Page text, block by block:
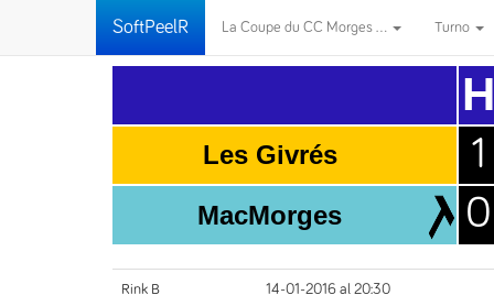
SoftPeelR La Coupe du CC Morges ... Turno
Les Givrés
MacMorges
H
1
0
Rink B 14-01-2016 al 20:30